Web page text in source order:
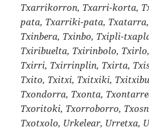
Txarrikorron, Txarri-korta,
pata, Txarriki-pata,
Txinbera, Txinbo, Txipli-
Txiribuelta, Txirinbolo,
Txirri, Txirrinplin, Txirta,
Txito, Txitxi, Txitxiki,
Txondorra, Txonta,
Txoritoki, Txorroborro,
Txotxolo, Urkelear, Urretxa,